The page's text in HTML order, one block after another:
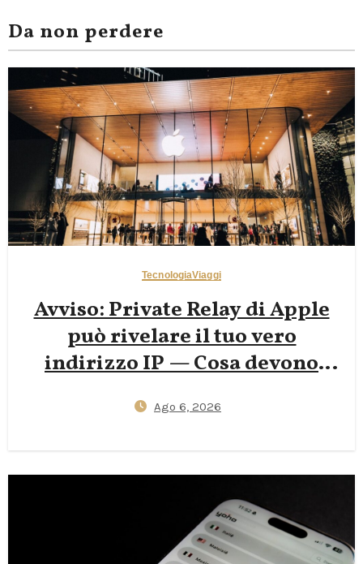
Da non perdere
TecnologiaViaggi
Avviso: Private Relay di Apple
può rivelare il tuo vero
indirizzo IP — Cosa devono
Ago 6, 2026